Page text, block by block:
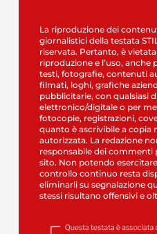
La riproduzione dei
giornalistici della testata
riservata. Pertanto, è
riproduzione e l’uso, anche
testi, fotografie, contenuti
filmati, loghi, grafiche
pubblicitarie, con qualsiasi
elettronico/digitale o per
fotocopie, registrazioni,
quanto è ascrivibile a copia
autorizzata. La redazione
responsabile dei commenti
sito. Non potendo
controllo continuo resta
eliminarli su segnalazione
stessi risultano offensivi e